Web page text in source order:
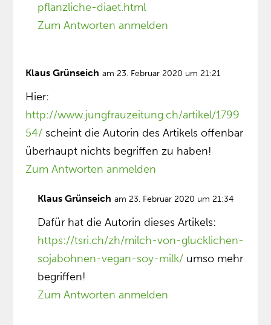
pflanzliche-diaet.html
Zum Antworten anmelden
Klaus Grünseich am 23. Februar 2020 um 21:21
Hier:
http://www.jungfrauzeitung.ch/artikel/1799
54/ scheint die Autorin des Artikels offenbar
überhaupt nichts begriffen zu haben!
Zum Antworten anmelden
Klaus Grünseich am 23. Februar 2020 um 21:34
Dafür hat die Autorin dieses Artikels:
https://tsri.ch/zh/milch-von-glucklichen-
sojabohnen-vegan-soy-milk/ umso mehr
begriffen!
Zum Antworten anmelden